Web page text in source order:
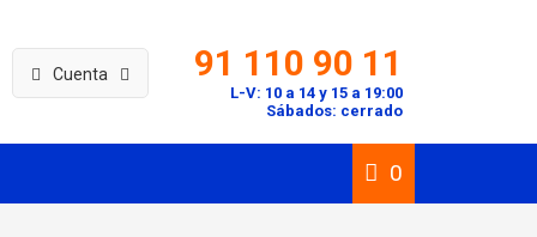
Cuenta 91 110 90 11
L-V: 10 a 14 y 15 a 19:00
Sábados: cerrado
0